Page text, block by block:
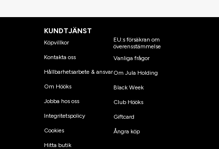
KUNDTJÄNST
Köpvillkor
Kontakta oss
Hållbarhetsarbete & ansvar
Om Hööks
Jobba hos oss
Integritetspolicy
Cookies
Hitta butik
EU:s försäkran om
överensstämmelse
Vanliga frågor
Om Jula Holding
Black Week
Club Hööks
Giftcard
Ångra köp